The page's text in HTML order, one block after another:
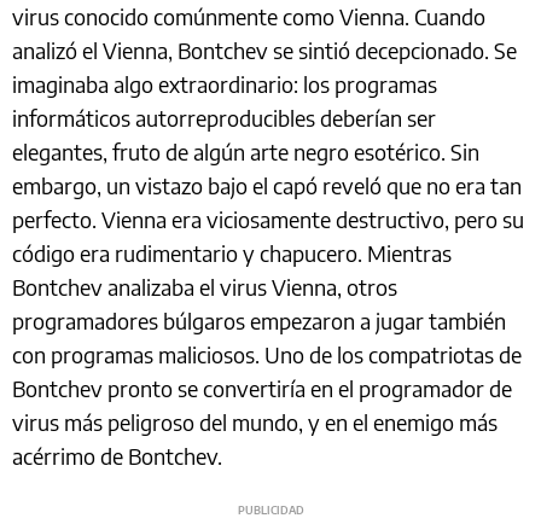
virus conocido comúnmente como Vienna. Cuando
analizó el Vienna, Bontchev se sintió decepcionado. Se
imaginaba algo extraordinario: los programas
informáticos autorreproducibles deberían ser
elegantes, fruto de algún arte negro esotérico. Sin
embargo, un vistazo bajo el capó reveló que no era tan
perfecto. Vienna era viciosamente destructivo, pero su
código era rudimentario y chapucero. Mientras
Bontchev analizaba el virus Vienna, otros
programadores búlgaros empezaron a jugar también
con programas maliciosos. Uno de los compatriotas de
Bontchev pronto se convertiría en el programador de
virus más peligroso del mundo, y en el enemigo más
acérrimo de Bontchev.